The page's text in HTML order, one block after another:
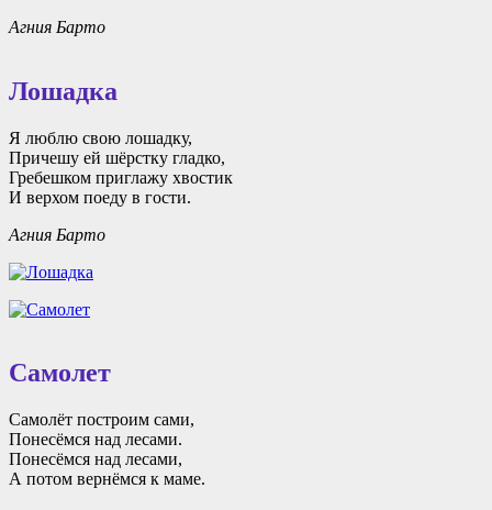
Агния Барто
Лошадка
Я люблю свою лошадку,
Причешу ей шёрстку гладко,
Гребешком приглажу хвостик
И верхом поеду в гости.
Агния Барто
Самолет
Самолёт построим сами,
Понесёмся над лесами.
Понесёмся над лесами,
А потом вернёмся к маме.